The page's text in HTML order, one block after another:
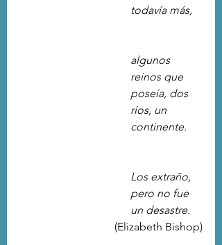
todavía más,
algunos
reinos que
poseía, dos
ríos, un
continente.
Los extraño,
pero no fue
un desastre.
(Elizabeth Bishop)